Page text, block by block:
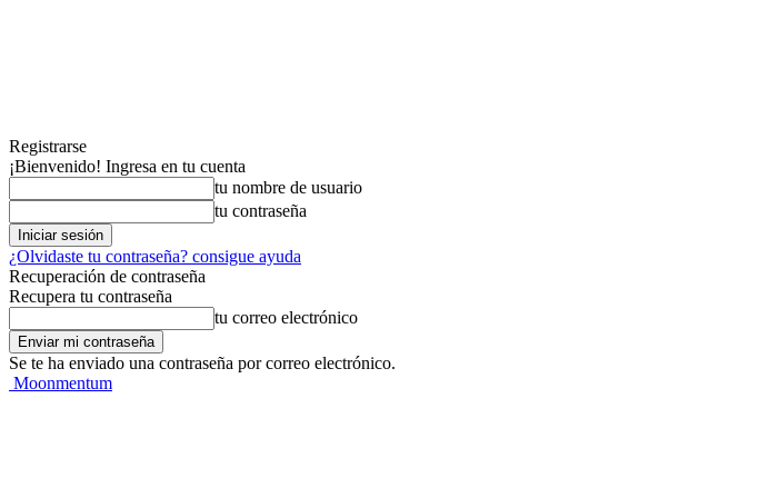
Registrarse
¡Bienvenido! Ingresa en tu cuenta
tu nombre de usuario
tu contraseña
¿Olvidaste tu contraseña? consigue ayuda
Recuperación de contraseña
Recupera tu contraseña
tu correo electrónico
Se te ha enviado una contraseña por correo electrónico.
Moonmentum